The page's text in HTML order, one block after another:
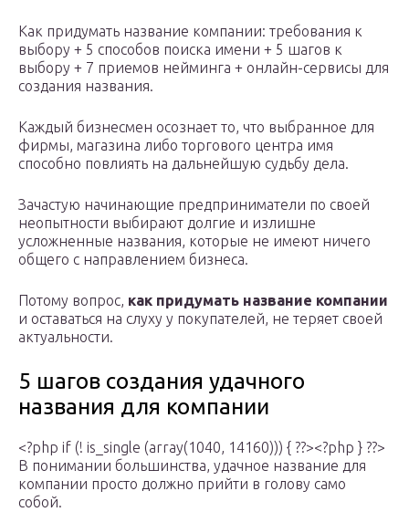
Как придумать название компании: требования к
выбору + 5 способов поиска имени + 5 шагов к
выбору + 7 приемов нейминга + онлайн-сервисы для
создания названия.
Каждый бизнесмен осознает то, что выбранное для
фирмы, магазина либо торгового центра имя
способно повлиять на дальнейшую судьбу дела.
Зачастую начинающие предприниматели по своей
неопытности выбирают долгие и излишне
усложненные названия, которые не имеют ничего
общего с направлением бизнеса.
Потому вопрос, как придумать название компании
и оставаться на слуху у покупателей, не теряет своей
актуальности.
5 шагов создания удачного
названия для компании
<?php if (! is_single (array(1040, 14160))) { ??><?php } ??>
В понимании большинства, удачное название для
компании просто должно прийти в голову само
собой.